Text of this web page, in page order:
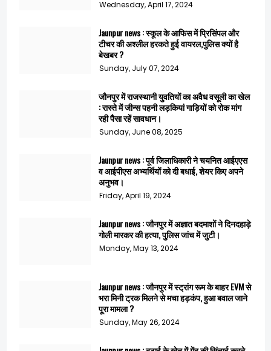
Wednesday, April 17, 2024
Jaunpur news : स्कूल के आफिस में प्रिसिंपल और
टीचर की अश्लील हरकते हुई वायरल,पुलिस क्यों है
बेखबर ?
Sunday, July 07, 2024
जौनपुर में राजस्थानी युवतियों का अवैध वसूली का खेल
: रास्ते में जीन्स पहनी लड़कियां गाड़ियों को रोक मांग
रही पैसा रहें सावधान।
Sunday, June 08, 2025
Jaunpur news : पूर्व जिलाधिकारी ने चयनित आईएएस
व आईपीएस अभ्यर्थियों को दी बधाई, शेयर किए अपने
अनुभव।
Friday, April 19, 2024
Jaunpur news : जौनपुर में अज्ञात बदमाशों ने दिनदहाड़े
गोली मारकर की हत्या, पुलिस जांच में जुटी।
Monday, May 13, 2024
Jaunpur news : जौनपुर में स्ट्रांग रूम के बाहर EVM से
भरा मिनी ट्रक मिलने से मचा हड़कंप, हुआ बवाल जाने
पूरा मामला ?
Sunday, May 26, 2024